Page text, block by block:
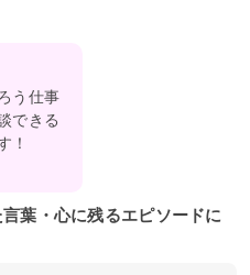
う仕事
できる
！
葉・心に残るエピソードに